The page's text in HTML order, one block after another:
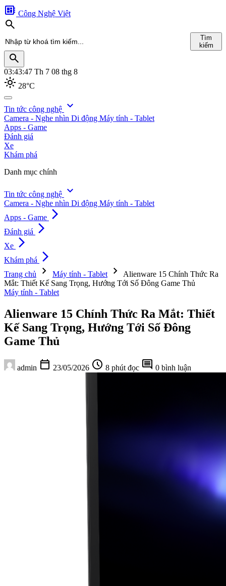
developer_board Công Nghệ Việt
search
Tìm
kiếm
search
03:43:48 Th 7 08 thg 8
light_mode 28°C
search
Tin tức công nghệ expand_more
Camera - Nghe nhìn Di động Máy tính - Tablet
Apps - Game
Đánh giá
Xe
Khám phá
Danh mục chính
Tin tức công nghệ expand_more
Camera - Nghe nhìn Di động Máy tính - Tablet
Apps - Game arrow_forward_ios
Đánh giá arrow_forward_ios
Xe arrow_forward_ios
Khám phá arrow_forward_ios
Trang chủ chevron_right Máy tính - Tablet chevron_right
Alienware 15 Chính Thức Ra
Mắt: Thiết Kế Sang Trọng, Hướng Tới Số Đông Game Thủ
Máy tính - Tablet
Alienware 15 Chính Thức Ra Mắt: Thiết
Kế Sang Trọng, Hướng Tới Số Đông
Game Thủ
admin calendar_today 23/05/2026 schedule 8 phút đọc comment 0 bình luận